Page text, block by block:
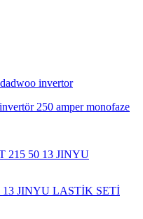
250 amper monofaze
13 JINYU LASTİK SETİ